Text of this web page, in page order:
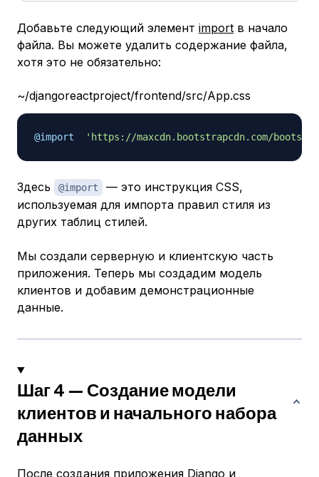
Добавьте следующий элемент import в начало
файла. Вы можете удалить содержание файла,
хотя это не обязательно:
~/djangoreactproject/frontend/src/App.css
@import 'https://maxcdn.bootstrapcdn.com/
Здесь @import
— это инструкция CSS,
используемая для импорта правил стиля из
других таблиц стилей.
Мы создали серверную и клиентскую часть
приложения. Теперь мы создадим модель
клиентов и добавим демонстрационные
данные.
Шаг 4 — Создание модели
клиентов и начального набора
данных
После создания приложения Django и